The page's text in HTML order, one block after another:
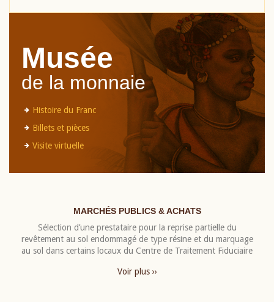
Musée
de la monnaie
Histoire du Franc
Billets et pièces
Visite virtuelle
MARCHÉS PUBLICS & ACHATS
Sélection d’une prestataire pour la reprise partielle du
revêtement au sol endommagé de type résine et du marquage
au sol dans certains locaux du Centre de Traitement Fiduciaire
Voir plus ››